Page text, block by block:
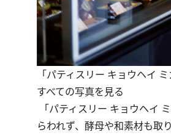
「パティスリー キョウヘイ
すべての写真を見る
「パティスリー キョウヘイ
らわれず、酵母や和素材も取